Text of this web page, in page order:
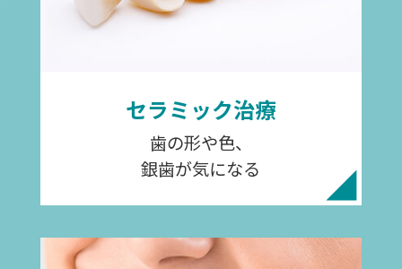
セラミック治療
歯の形や色、
銀歯が気になる